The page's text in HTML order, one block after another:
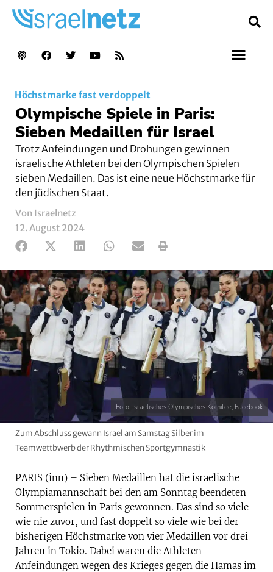
Höchstmarke fast verdoppelt
Olympische Spiele in Paris:
Sieben Medaillen für Israel
Trotz Anfeindungen und Drohungen gewinnen
israelische Athleten bei den Olympischen Spielen
sieben Medaillen. Das ist eine neue Höchstmarke für
den jüdischen Staat.
Von Israelnetz
12. August 2024
Foto: Israelisches Olympisches Komitee, Facebook
Zum Abschluss gewann Israel am Samstag Silber im
Teamwettbwerb der Rhythmischen Sportgymnastik
PARIS (inn) – Sieben Medaillen hat die israelische
Olympiamannschaft bei den am Sonntag beendeten
Sommerspielen in Paris gewonnen. Das sind so viele
wie nie zuvor, und fast doppelt so viele wie bei der
bisherigen Höchstmarke von vier Medaillen vor drei
Jahren in Tokio. Dabei waren die Athleten
Anfeindungen wegen des Krieges gegen die Hamas im